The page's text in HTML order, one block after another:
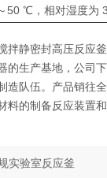
50 ℃，相对湿度为
拌静密封高压反应
的生产基地，公司
造队伍。产品销往
的制备反应装置